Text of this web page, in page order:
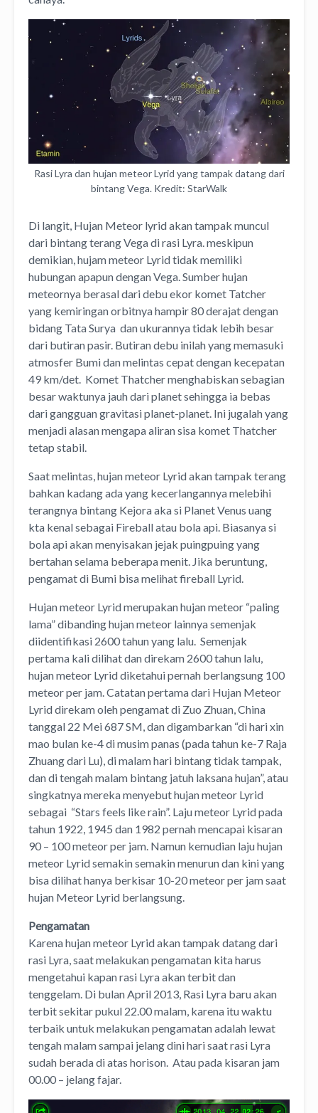
Rasi Lyra dan hujan meteor Lyrid yang tampak datang dari
bintang Vega. Kredit: StarWalk
Di langit, Hujan Meteor lyrid akan tampak muncul
dari bintang terang Vega di rasi Lyra. meskipun
demikian, hujam meteor Lyrid tidak memiliki
hubungan apapun dengan Vega. Sumber hujan
meteornya berasal dari debu ekor komet Tatcher
yang kemiringan orbitnya hampir 80 derajat dengan
bidang Tata Surya dan ukurannya tidak lebih besar
dari butiran pasir. Butiran debu inilah yang memasuki
atmosfer Bumi dan melintas cepat dengan kecepatan
49 km/det. Komet Thatcher menghabiskan sebagian
besar waktunya jauh dari planet sehingga ia bebas
dari gangguan gravitasi planet-planet. Ini jugalah yang
menjadi alasan mengapa aliran sisa komet Thatcher
tetap stabil.
Saat melintas, hujan meteor Lyrid akan tampak terang
bahkan kadang ada yang kecerlangannya melebihi
terangnya bintang Kejora aka si Planet Venus uang
kta kenal sebagai Fireball atau bola api. Biasanya si
bola api akan menyisakan jejak puingpuing yang
bertahan selama beberapa menit. Jika beruntung,
pengamat di Bumi bisa melihat fireball Lyrid.
Hujan meteor Lyrid merupakan hujan meteor “paling
lama” dibanding hujan meteor lainnya semenjak
diidentifikasi 2600 tahun yang lalu. Semenjak
pertama kali dilihat dan direkam 2600 tahun lalu,
hujan meteor Lyrid diketahui pernah berlangsung 100
meteor per jam. Catatan pertama dari Hujan Meteor
Lyrid direkam oleh pengamat di Zuo Zhuan, China
tanggal 22 Mei 687 SM, dan digambarkan “di hari xin
mao bulan ke-4 di musim panas (pada tahun ke-7 Raja
Zhuang dari Lu), di malam hari bintang tidak tampak,
dan di tengah malam bintang jatuh laksana hujan”, atau
singkatnya mereka menyebut hujan meteor Lyrid
sebagai “Stars feels like rain”. Laju meteor Lyrid pada
tahun 1922, 1945 dan 1982 pernah mencapai kisaran
90 – 100 meteor per jam. Namun kemudian laju hujan
meteor Lyrid semakin semakin menurun dan kini yang
bisa dilihat hanya berkisar 10-20 meteor per jam saat
hujan Meteor Lyrid berlangsung.
Pengamatan
Karena hujan meteor Lyrid akan tampak datang dari
rasi Lyra, saat melakukan pengamatan kita harus
mengetahui kapan rasi Lyra akan terbit dan
tenggelam. Di bulan April 2013, Rasi Lyra baru akan
terbit sekitar pukul 22.00 malam, karena itu waktu
terbaik untuk melakukan pengamatan adalah lewat
tengah malam sampai jelang dini hari saat rasi Lyra
sudah berada di atas horison. Atau pada kisaran jam
00.00 – jelang fajar.